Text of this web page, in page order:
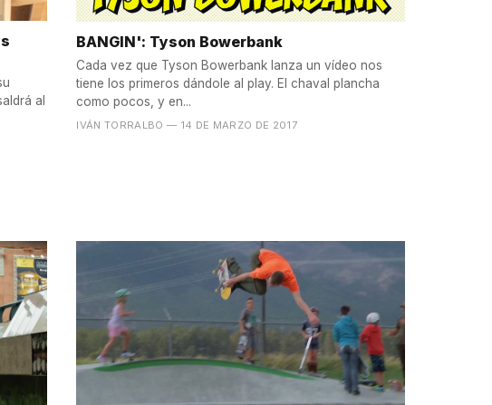
al
BANGIN': Tyson Bowerbank
Cada vez que Tyson Bowerbank lanza un vídeo nos
tiene los primeros dándole al play. El chaval plancha
como pocos, y en...
IVÁN TORRALBO — 14 DE MARZO DE 2017